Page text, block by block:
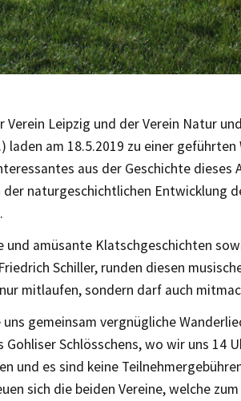
Verein Leipzig und der Verein Natur
laden am 18.5.2019 zu einer
aus der Geschichte dieses
der naturgeschichtlichen Entwicklung
und amüsante Klatschgeschichten
Schiller, runden diesen
mitlaufen, sondern darf auch
uns gemeinsam vergnügliche
Gohliser Schlösschens, wo wir uns 14
und es sind keine
sich die beiden Vereine, welche